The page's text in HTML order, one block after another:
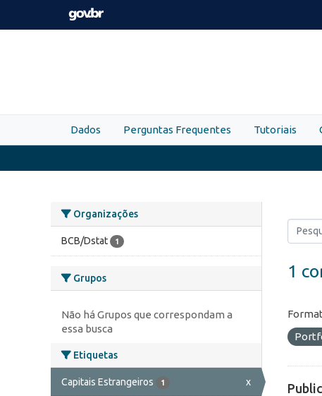
Skip to main content
Dados Perguntas Frequentes Tutoriais
Organizações
BCB/Dstat 1
Grupos
Não há Grupos que correspondam a
essa busca
Etiquetas
Capitais Estrangeiros 1 x
1